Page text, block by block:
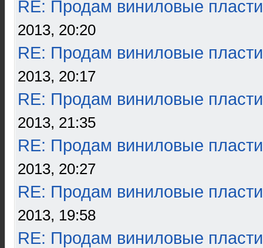
RE: Продам виниловые
2013, 20:20
RE: Продам виниловые
2013, 20:17
RE: Продам виниловые
2013, 21:35
RE: Продам виниловые
2013, 20:27
RE: Продам виниловые
2013, 19:58
RE: Продам виниловые